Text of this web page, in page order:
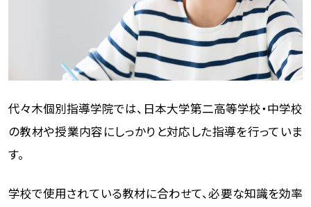
代々木個別指導学院では、日本大学第二高等学校・中学校
の教材や授業内容にしっかりと対応した指導を行っていま
す。
学校で使用されている教材に合わせて、必要な知識を効率